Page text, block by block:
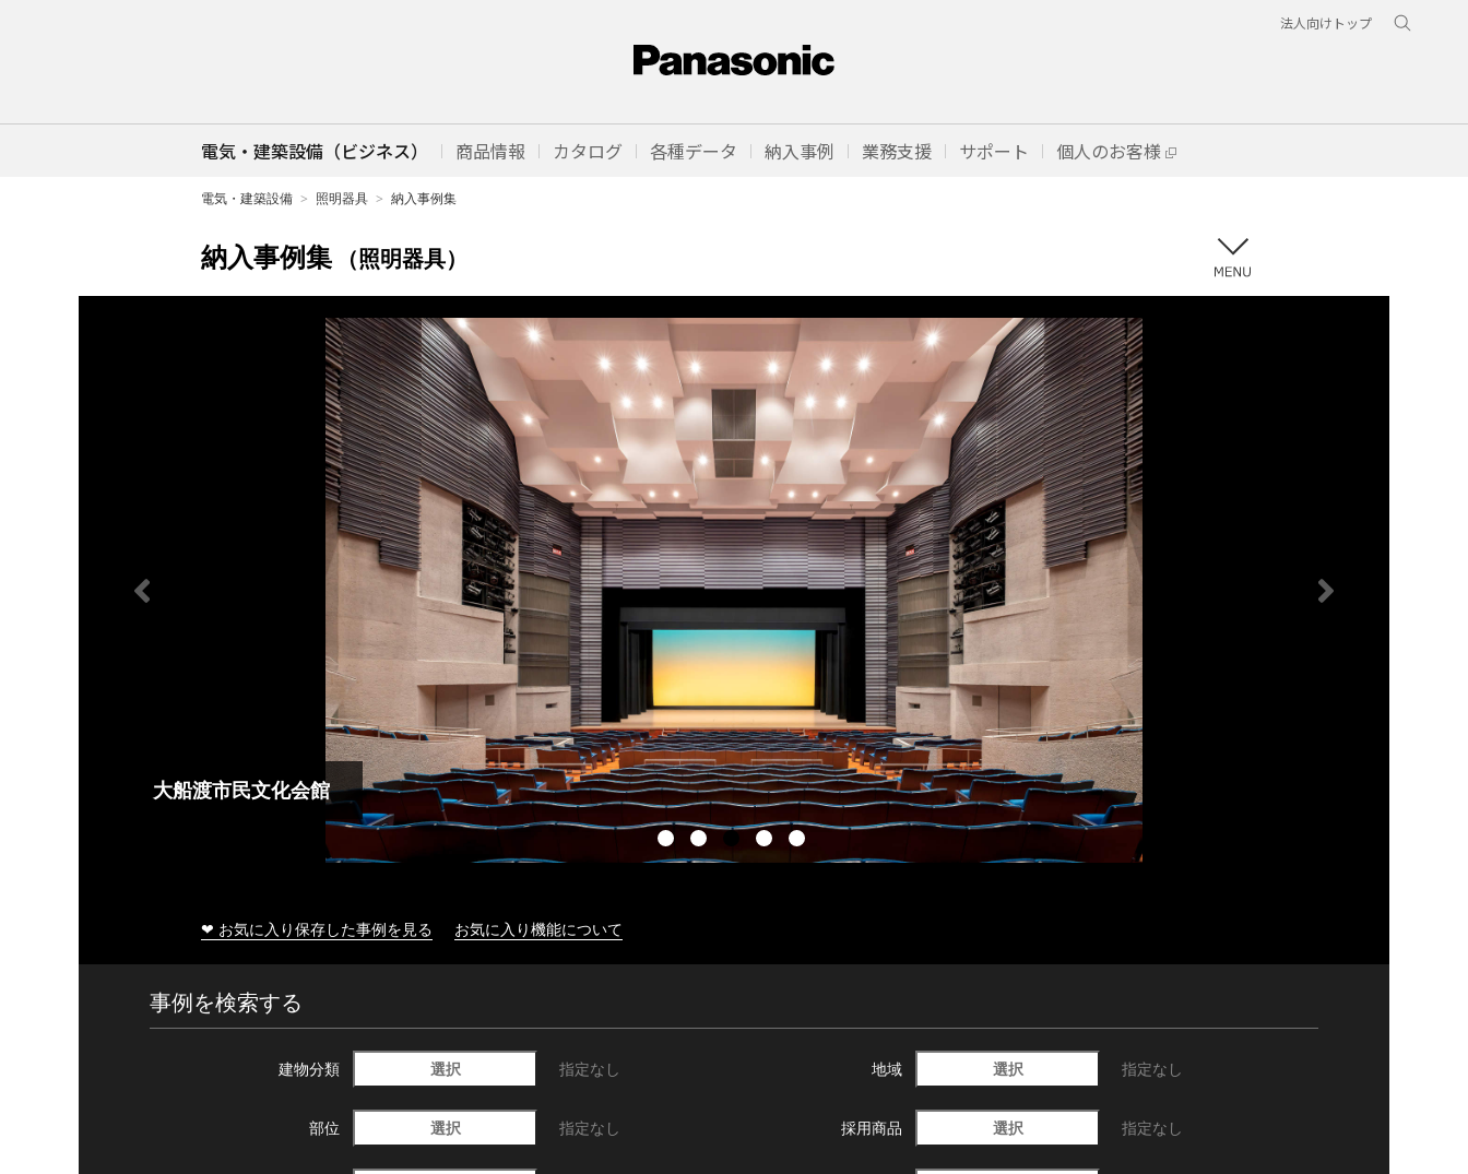
法人向けトップ
電気・建築設備（ビジネス） 商品情報 カタログ 各種データ 納入事例 業務支援 サポート 個人のお客様
電気・建築設備 照明器具 納入事例集
納入事例集 （照明器具）
大船渡市民文化会館
❤ お気に入り保存した事例を見る お気に入り機能について
事例を検索する
建物分類 選択 指定なし 地域 選択 指定なし
部位 選択 指定なし 採用商品 選択 指定なし